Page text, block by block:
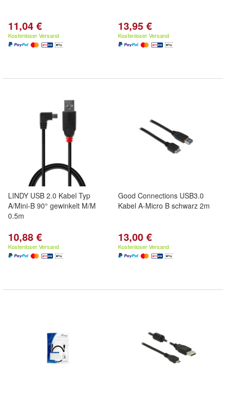
11,04 €
Kostenloser Versand
13,95 €
Kostenloser Versand
LINDY USB 2.0 Kabel Typ
A/Mini-B 90° gewinkelt M/M
0.5m
10,88 €
Kostenloser Versand
Good Connections USB3.0
Kabel A-Micro B schwarz 2m
13,00 €
Kostenloser Versand